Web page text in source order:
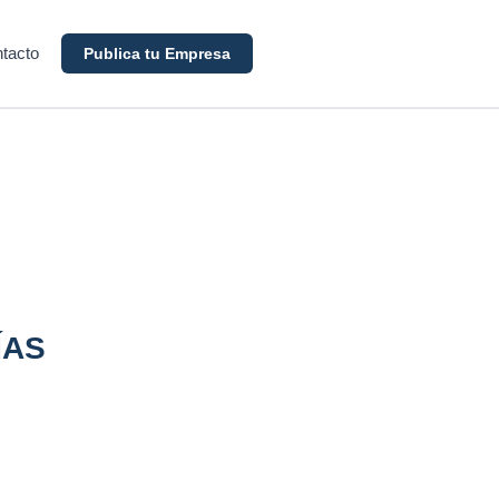
Publica tu Empresa